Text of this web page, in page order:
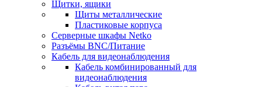
Щитки, ящики
Щиты металлические
Пластиковые корпуса
Серверные шкафы Netko
Разъёмы BNC/Питание
Кабель для видеонаблюдения
Кабель комбинированный для
видеонаблюдения